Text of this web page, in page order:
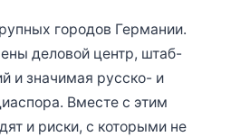
городов Германии.
деловой центр, штаб-
и значимая русско- и
Вместе с этим
и риски, с которыми не